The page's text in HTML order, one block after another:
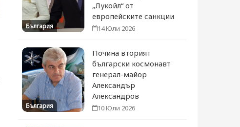
България
„Лукойл“ от
европейските санкции
14 Юли 2026
България
Почина вторият
български космонавт
генерал-майор
Александър
Александров
10 Юли 2026